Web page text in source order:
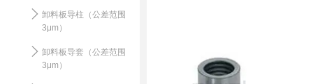
卸料板导柱（公差范围
3μm）
卸料板导套（公差范围
3μm）